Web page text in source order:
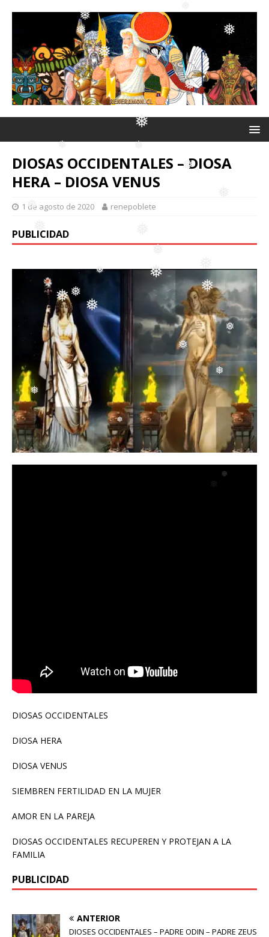
❅
❅
❅
❅ ❅
❅
❅
❅
❅
❅
❅
❅ ❅
❅
❅
❅
❅ ❅
❅
❅
❅
❅
❅
❅
DIOSAS OCCIDENTALES – DIOSA
HERA – DIOSA VENUS
1 de agosto de 2020 renepoblete
PUBLICIDAD
DIOSAS OCCIDENTALES
DIOSA HERA
DIOSA VENUS
SIEMBREN FERTILIDAD EN LA MUJER
AMOR EN LA PAREJA
DIOSAS OCCIDENTALES RECUPEREN Y PROTEJAN A LA
FAMILIA
PUBLICIDAD
ANTERIOR
DIOSES OCCIDENTALES – PADRE ODIN – PADRE ZEUS